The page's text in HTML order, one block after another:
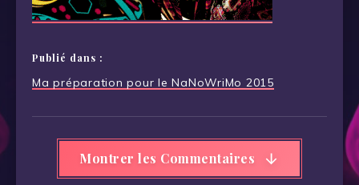
Publié dans :
Navigation
Ma préparation pour le NaNoWriMo 2015
Montrer les Commentaires